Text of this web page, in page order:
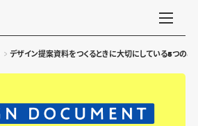
デザイン提案資料をつくるときに大切にしている5つのこ